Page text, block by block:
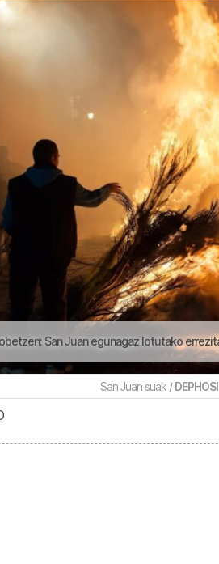
San Juan egunagaz lotutako
San Juan suak /